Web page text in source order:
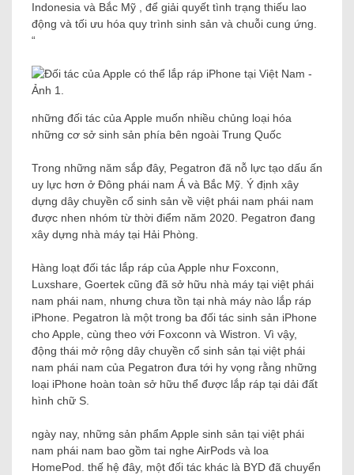
Indonesia và Bắc Mỹ , để giải quyết tình trạng thiếu lao
động và tối ưu hóa quy trình sinh sản và chuỗi cung ứng.
“
những đối tác của Apple muốn nhiều chủng loại hóa
những cơ sở sinh sản phía bên ngoài Trung Quốc
Trong những năm sắp đây, Pegatron đã nỗ lực tạo dấu ấn
uy lực hơn ở Đông phái nam Á và Bắc Mỹ. Ý định xây
dựng dây chuyền cổ sinh sản về việt phái nam phái nam
được nhen nhóm từ thời điểm năm 2020. Pegatron đang
xây dựng nhà máy tại Hải Phòng.
Hàng loạt đối tác lắp ráp của Apple như Foxconn,
Luxshare, Goertek cũng đã sở hữu nhà máy tại việt phái
nam phái nam, nhưng chưa tồn tại nhà máy nào lắp ráp
iPhone. Pegatron là một trong ba đối tác sinh sản iPhone
cho Apple, cùng theo với Foxconn và Wistron. Vì vậy,
động thái mở rộng dây chuyền cổ sinh sản tại việt phái
nam phái nam của Pegatron đưa tới hy vọng rằng những
loại iPhone hoàn toàn sở hữu thể được lắp ráp tại dải đất
hình chữ S.
ngày nay, những sản phẩm Apple sinh sản tại việt phái
nam phái nam bao gồm tai nghe AirPods và loa
HomePod. thế hệ đây, một đối tác khác là BYD đã chuyển